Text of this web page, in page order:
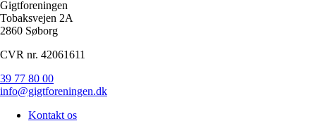
Gigtforeningen
Tobaksvejen 2A
2860 Søborg
CVR nr. 42061611
39 77 80 00
info@gigtforeningen.dk
Kontakt os